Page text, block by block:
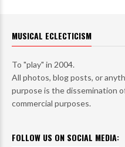
MUSICAL ECLECTICISM
To "play" in 2004.
All photos, blog posts, or
purpose is the dissemination
commercial purposes.
FOLLOW US ON SOCIAL MEDIA: